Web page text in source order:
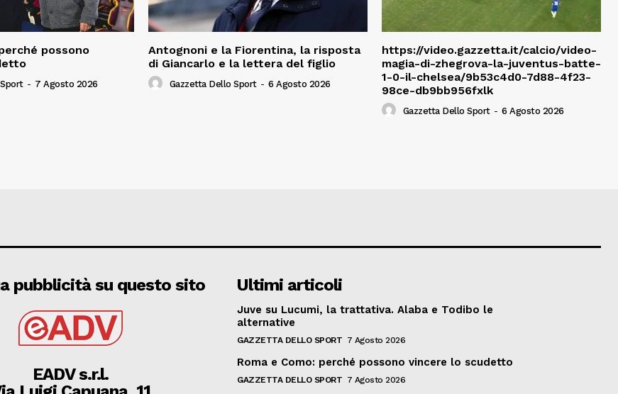
possono
- 7 Agosto 2026
Antognoni e la Fiorentina, la risposta
di Giancarlo e la lettera del figlio
Gazzetta Dello Sport - 6 Agosto 2026
https://video.gazzetta.it/calcio/video-
magia-di-zhegrova-la-juventus-batte-
1-0-il-chelsea/9b53c4d0-7d88-4f23-
98ce-db9bb956fxlk
Gazzetta Dello Sport - 6 Agosto 2026
pubblicità su questo sito
EADV s.r.l.
Ultimi articoli
Juve su Lucumi, la trattativa. Alaba e Todibo le
alternative
GAZZETTA DELLO SPORT 7 Agosto 2026
Roma e Como: perché possono vincere lo scudetto
GAZZETTA DELLO SPORT 7 Agosto 2026